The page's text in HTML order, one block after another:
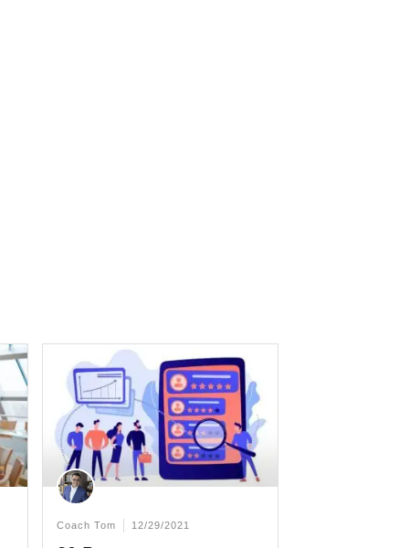
Coach Tom 12/29/2021